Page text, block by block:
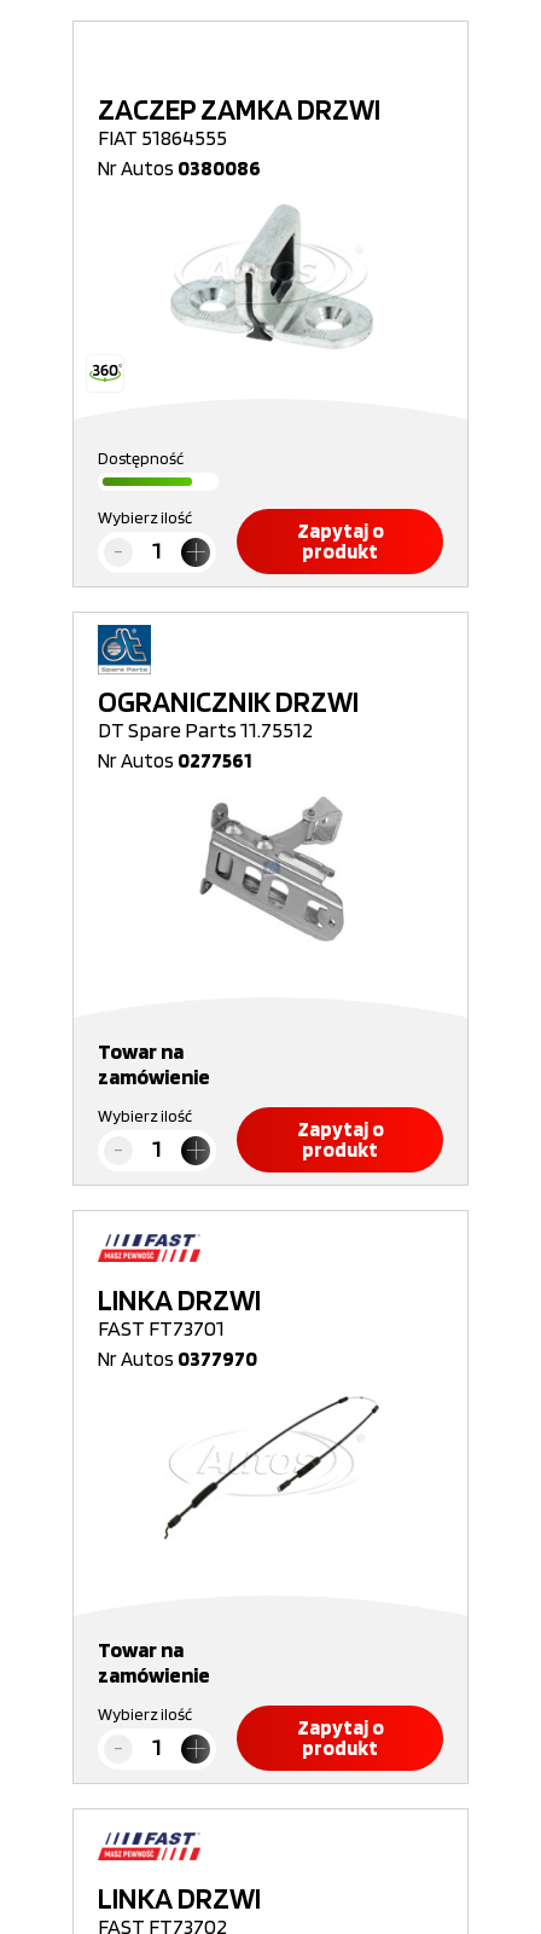
ZACZEP ZAMKA DRZWI
FIAT 51864555
Nr Autos 0380086
Dostępność
Wybierz ilość
Zapytaj o
produkt
OGRANICZNIK DRZWI
DT Spare Parts 11.75512
Nr Autos 0277561
Towar na
zamówienie
Wybierz ilość
Zapytaj o
produkt
LINKA DRZWI
FAST FT73701
Nr Autos 0377970
Towar na
zamówienie
Wybierz ilość
Zapytaj o
produkt
LINKA DRZWI
FAST FT73702